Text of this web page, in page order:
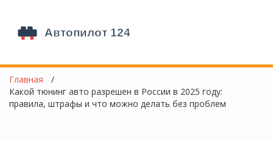
Главная
Какой тюнинг авто разрешен в России в 2025 году:
правила, штрафы и что можно делать без проблем